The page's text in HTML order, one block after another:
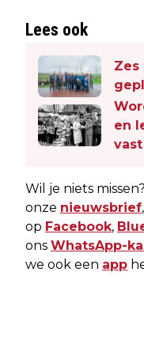
Lees ook
Zes
en
vast
Wil je niets
onze nieuwsbrief
op Facebook,
ons WhatsApp-
we ook een app